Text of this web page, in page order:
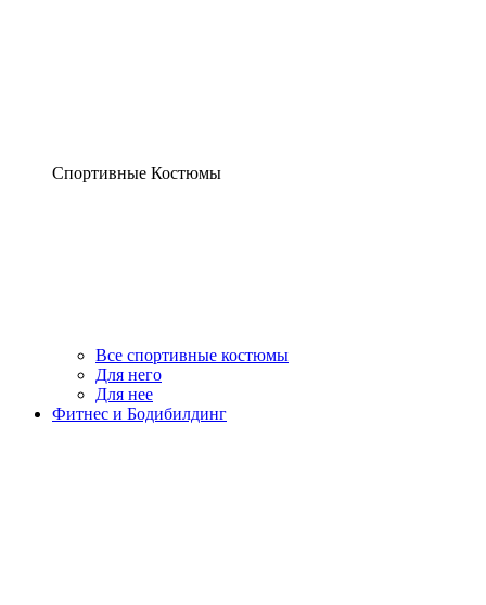
Спортивные Костюмы
Все спортивные костюмы
Для него
Для нее
Фитнес и Бодибилдинг